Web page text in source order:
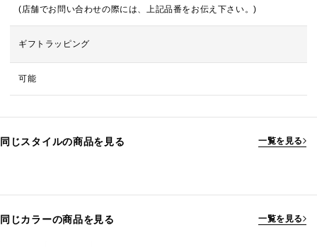
(店舗でお問い合わせの際には、上記品番をお伝え下さい。)
ギフトラッピング
可能
同じスタイルの商品を見る 一覧を見る
同じカラーの商品を見る 一覧を見る